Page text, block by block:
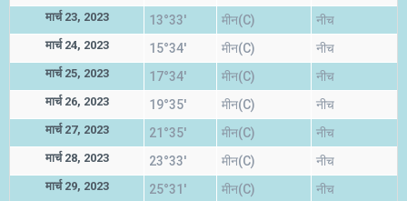
मार्च 23, 2023 13°33' मीन(C) नीच
मार्च 24, 2023 15°34' मीन(C) नीच
मार्च 25, 2023 17°34' मीन(C) नीच
मार्च 26, 2023 19°35' मीन(C) नीच
मार्च 27, 2023 21°35' मीन(C) नीच
मार्च 28, 2023 23°33' मीन(C) नीच
मार्च 29, 2023 25°31' मीन(C) नीच